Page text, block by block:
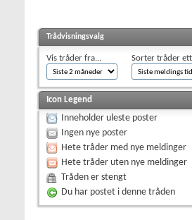
Trådvisningsvalg
Vis tråder fra... Sorter tråder
Icon Legend
Inneholder uleste poster
Ingen nye poster
Hete tråder med nye meldinger
Hete tråder uten nye meldinger
Tråden er stengt
Du har postet i denne tråden